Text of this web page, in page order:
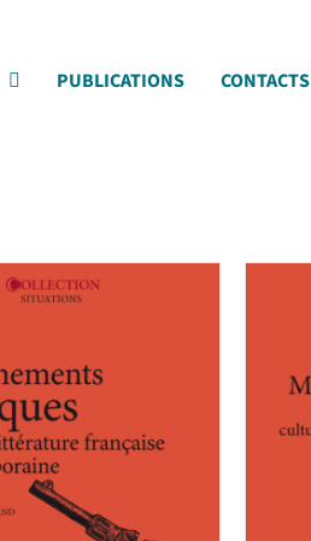
PUBLICATIONS CONTACTS